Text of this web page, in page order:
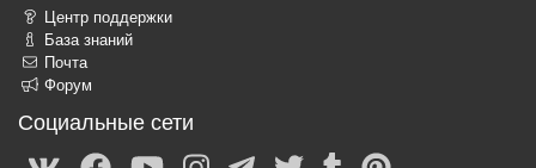
Центр поддержки
База знаний
Почта
Форум
Социальные сети